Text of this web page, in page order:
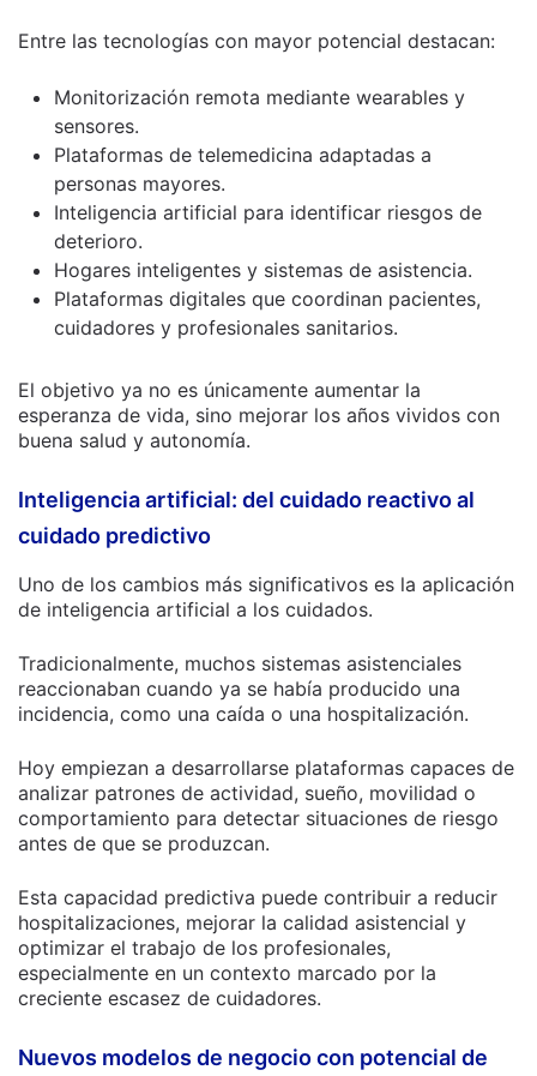
Entre las tecnologías con mayor potencial destacan:
Monitorización remota mediante wearables y
sensores.
Plataformas de telemedicina adaptadas a
personas mayores.
Inteligencia artificial para identificar riesgos de
deterioro.
Hogares inteligentes y sistemas de asistencia.
Plataformas digitales que coordinan pacientes,
cuidadores y profesionales sanitarios.
El objetivo ya no es únicamente aumentar la
esperanza de vida, sino mejorar los años vividos con
buena salud y autonomía.
Inteligencia artificial: del cuidado reactivo al
cuidado predictivo
Uno de los cambios más significativos es la aplicación
de inteligencia artificial a los cuidados.
Tradicionalmente, muchos sistemas asistenciales
reaccionaban cuando ya se había producido una
incidencia, como una caída o una hospitalización.
Hoy empiezan a desarrollarse plataformas capaces de
analizar patrones de actividad, sueño, movilidad o
comportamiento para detectar situaciones de riesgo
antes de que se produzcan.
Esta capacidad predictiva puede contribuir a reducir
hospitalizaciones, mejorar la calidad asistencial y
optimizar el trabajo de los profesionales,
especialmente en un contexto marcado por la
creciente escasez de cuidadores.
Nuevos modelos de negocio con potencial de